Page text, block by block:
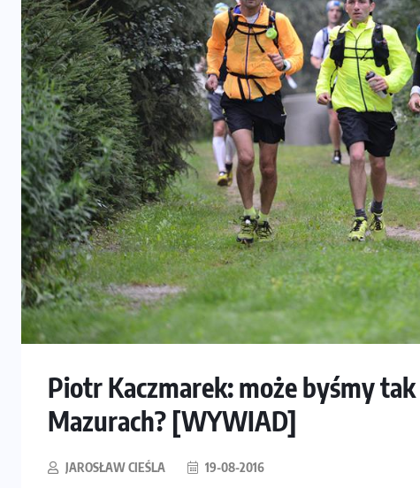
Piotr Kaczmarek: może byśmy
Mazurach? [WYWIAD]
JAROSŁAW CIEŚLA 19-08-2016